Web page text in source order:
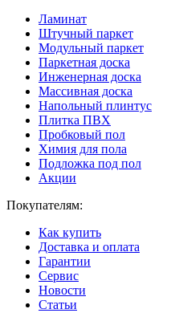
Ламинат
Штучный паркет
Модульный паркет
Паркетная доска
Инженерная доска
Массивная доска
Напольный плинтус
Плитка ПВХ
Пробковый пол
Химия для пола
Подложка под пол
Акции
Покупателям:
Как купить
Доставка и оплата
Гарантии
Сервис
Новости
Статьи